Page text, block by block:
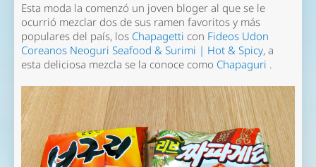
Esta moda la comenzó un joven bloger al que se le
ocurrió mezclar dos de sus ramen favoritos y más
populares del país, los Chapagetti con Fideos Udon
Coreanos Neoguri Seafood & Surimi | Hot & Spicy, a
esta deliciosa mezcla se la conoce como Chapaguri .